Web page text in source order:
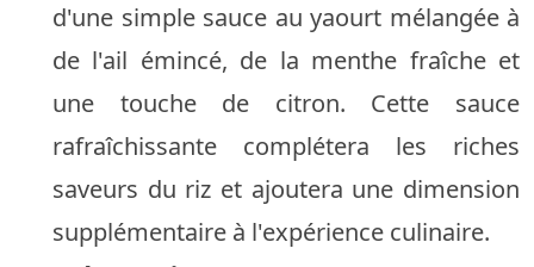
d'une simple sauce au yaourt mélangée à
de l'ail émincé, de la menthe fraîche et
une touche de citron. Cette sauce
rafraîchissante complétera les riches
saveurs du riz et ajoutera une dimension
supplémentaire à l'expérience culinaire.